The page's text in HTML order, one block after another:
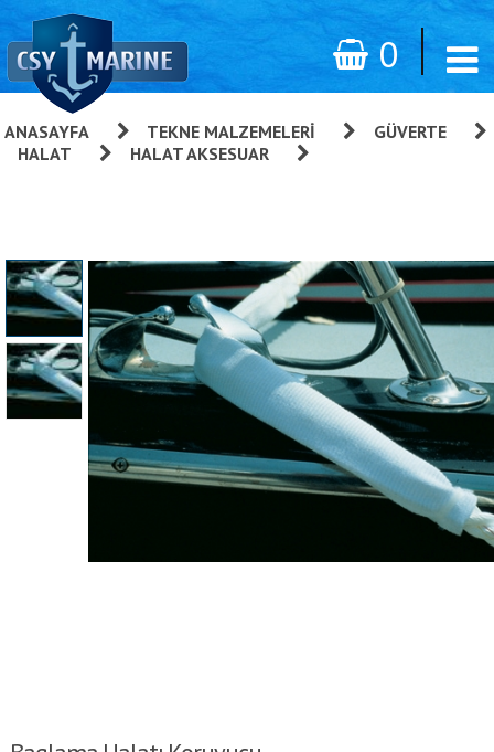
0
ANASAYFA TEKNE MALZEMELERI
GÜVERTE
HALAT HALAT AKSESUAR